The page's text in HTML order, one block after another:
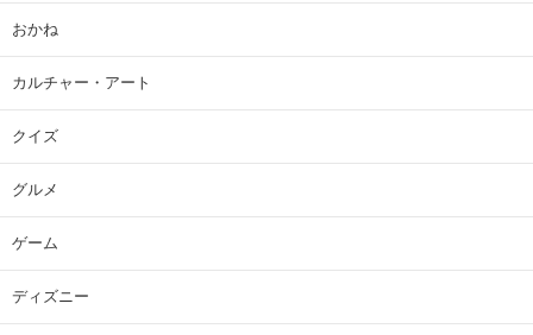
おかね
カルチャー・アート
クイズ
グルメ
ゲーム
ディズニー